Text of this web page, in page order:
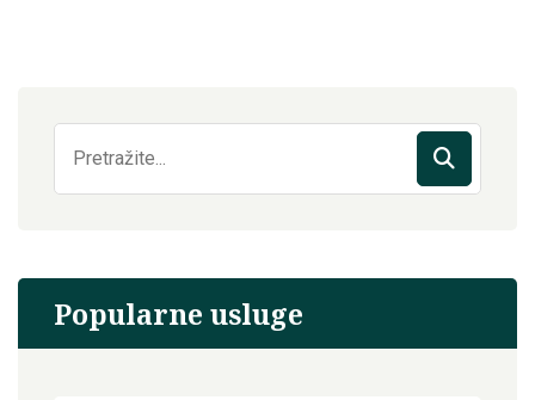
Popularne usluge